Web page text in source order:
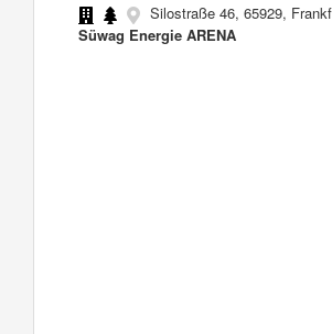
Silostraße 46, 65929,
Süwag Energie ARENA